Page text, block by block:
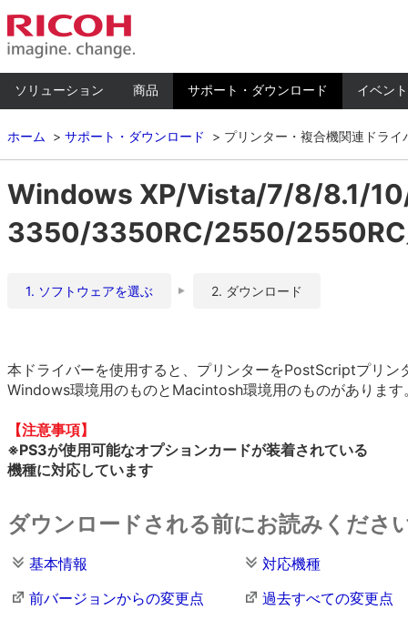
ソリューション 商品 サポート・ダウンロード イベン
ホーム サポート・ダウンロード プリンター・複合機関連ドライ
Windows XP/Vista/7/8/8.1/
3350/3350RC/2550/2550RC
1. ソフトウェアを選ぶ 2. ダウンロード
本ドライバーを使用すると、プリンターをPostScriptプリ
Windows環境用のものとMacintosh環境用のものがありま
【注意事項】
※PS3が使用可能なオプションカードが装着されている
機種に対応しています
ダウンロードされる前にお読みくださ
基本情報
対応機種
前バージョンからの変更点
過去すべての変更点